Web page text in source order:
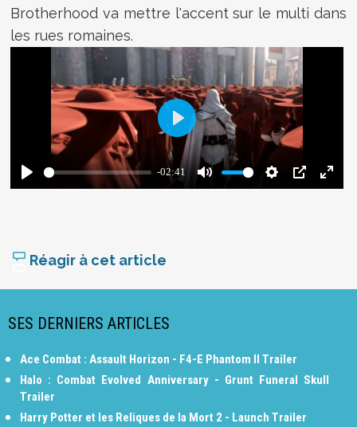
Brotherhood va mettre l'accent sur le multi dans
les rues romaines.
Réagir à cet article
SES DERNIERS ARTICLES
Ace Combat : Assault Horizon - F4-E Phantom II Trailer
Halo : Combat Evolved Anniversary - Grunt Funeral Skull
Trailer
Harry Potter et les Reliques de la Mort 2 - Launch Trailer